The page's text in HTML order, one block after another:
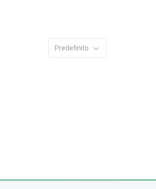
Predefinito